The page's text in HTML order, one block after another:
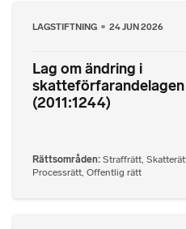
LAGSTIFTNING 24 JUN 2026
Lag om ändring i
skatteförfarandelagen
(2011:1244)
Rättsområden Straffrätt,
Processrätt, Offentlig rätt